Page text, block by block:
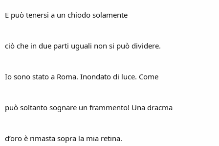
E può tenersi a un chiodo solamente
ciò che in due parti uguali non si può dividere.
Io sono stato a Roma. Inondato di luce. Come
può soltanto sognare un frammento! Una dracma
d’oro è rimasta sopra la mia retina.